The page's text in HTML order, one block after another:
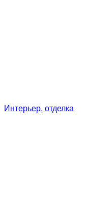
Интерьер, отделка